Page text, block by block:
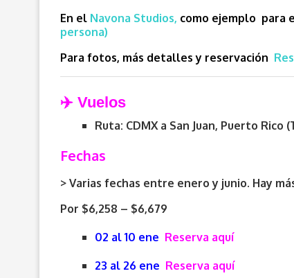
En el Navona Studios, como ejemplo para
persona)
Para fotos, más detalles y reservación
✈️ Vuelos
Ruta: CDMX a San Juan, Puerto Rico
Fechas
> Varias fechas entre enero y junio. Hay
Por $6,258 – $6,679
02 al 10 ene Reserva aquí
23 al 26 ene Reserva aquí